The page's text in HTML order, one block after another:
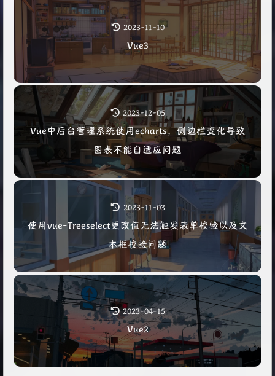
2023-11-10
Vue3
2023-12-05
Vue中后台管理系统使用echarts，侧边栏变化导致
图表不能自适应问题
2023-11-03
使用vue-Treeselect更改值无法触发表单校验以及文
本框校验问题
2023-04-15
Vue2